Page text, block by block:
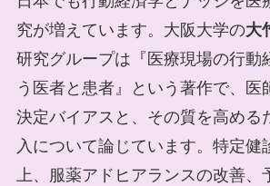
究が増えています。大阪大学の大
研究グループは『医療現場の行動
う医者と患者』という著作で、医
決定バイアスと、その質を高める
入について論じています。特定健
上、服薬アドヒアランスの改善、